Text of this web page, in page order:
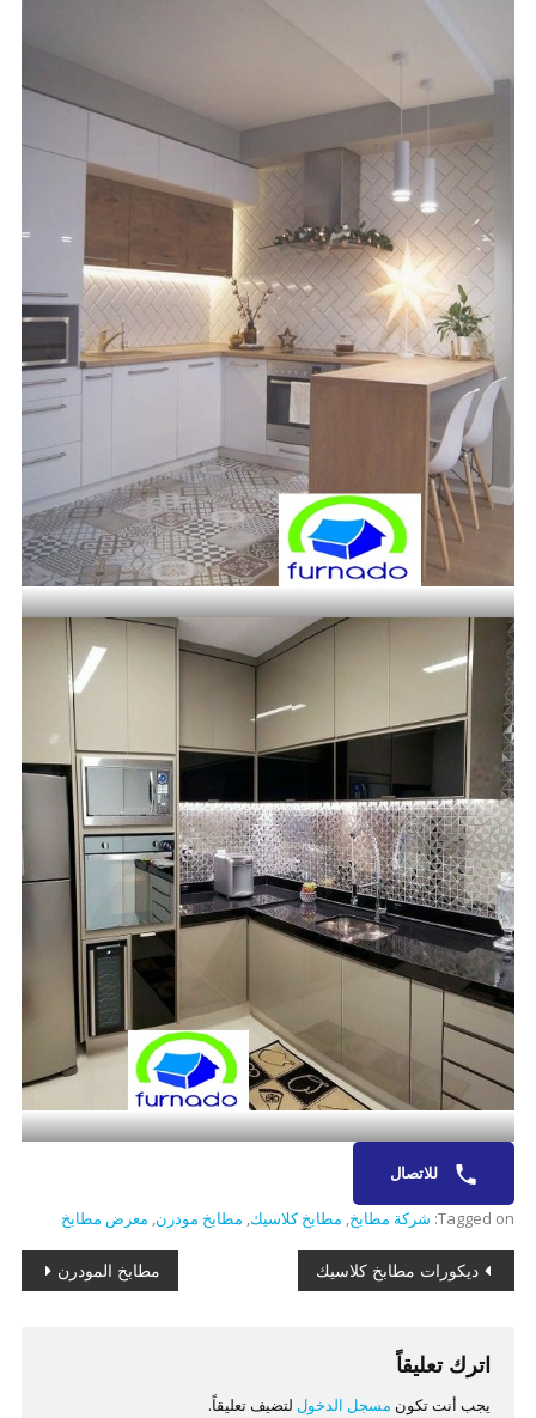
للاتصال
Tagged on: شركة مطابخ, مطابخ كلاسيك, مطابخ مودرن, معرض مطابخ
تصفّح
ديكورات مطابخ كلاسيك مطابخ المودرن
اترك تعليقاً
يجب أنت تكون مسجل الدخول لتضيف تعليقاً.